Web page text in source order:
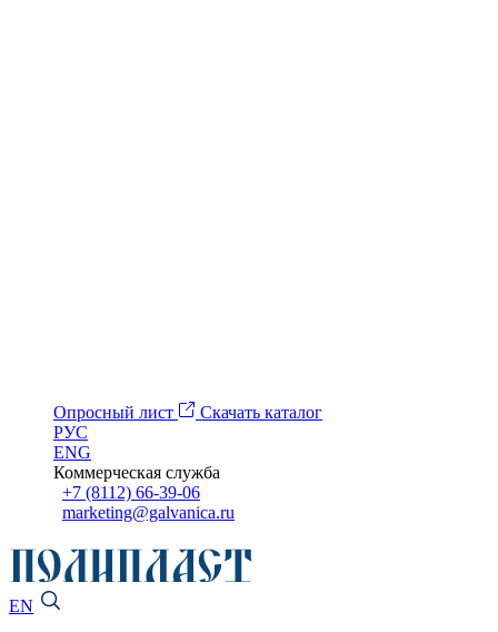
Опросный лист
Скачать каталог
РУС
ENG
Коммерческая служба
+7 (8112) 66-39-06
marketing@galvanica.ru
EN